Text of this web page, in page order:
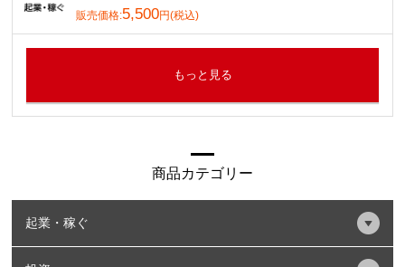
販売価格:5,500円(税込)
もっと見る
商品カテゴリー
起業・稼ぐ